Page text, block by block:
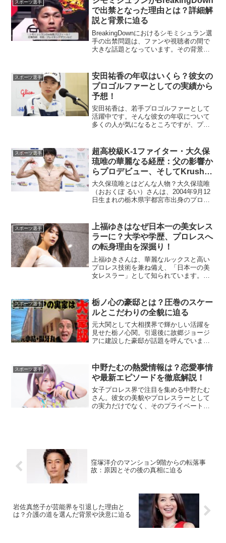
スポーツ選手
で出禁となった理由とは？詳細解
説と背景に迫る
BreakingDownにおけるシモミシュラン選
手の出禁問題は、ファンや視聴者の間で
大きな話題となっています。その背景や
モミシュラン（本名：下川晃毅）選手
は、大阪府出身...
スポーツ選手
安田祐香の年収はいくら？彼女の
プロゴルファーとしての実績から
予想！
安田祐香は、若手プロゴルファーとして
活躍中です。そんな彼女の年収について
多くの人が気になるところですが、プロ
立っています。安田祐香の年収はどれく
らい？安田祐香の2023...
スポーツ選手
超高校級K-1ファイター・大久保
琉唯の華麗なる経歴：父の影響か
らプロデビュー、そしてKrush王
者へ
大久保琉唯とはどんな人物？大久保琉唯
（おおくぼ るい）さんは、2004年9月12
日生まれの栃木県宇都宮市出身のプロキ
育学部に在学中です。父親は元プロボク
サー...
スポーツ選手
上福ゆきはなぜ日本一の美女レス
ラーに？大学や学歴、プロレスへ
の転身理由を深掘り！
上福ゆきさんは、華麗なルックスと高い
プロレス技術を兼ね備え、「日本一の美
女レスラー」として知られています。彼
学歴は？上福ゆきさんは、大学進学につ
いては詳細が明かされてい...
スポーツ選手
栃ノ心の豪邸とは？圧巻のスケー
ルとこだわりの全貌に迫る
元大関として大相撲界で輝かしい活躍を
見せた栃ノ心関。引退後に故郷ジョージ
アに建設した豪邸が話題を呼んでいま
望を抱かせています。栃ノ心関の豪邸に
ついて詳しく解説していきま...
スポーツ選手
中野たむの熱愛情報は？恋愛事情
や最新エピソードを徹底解説！
女子プロレス界で注目を集める中野たむ
さん。彼女の美貌やプロレスラーとして
の実力だけでなく、そのプライベートに
窪塚洋介のマンション9階からの転落事
故：原因とその後の真相に迫る
岩佐真悠子が芸能界を引退した理由と
は？介護の道を選んだ背景や決意に迫る